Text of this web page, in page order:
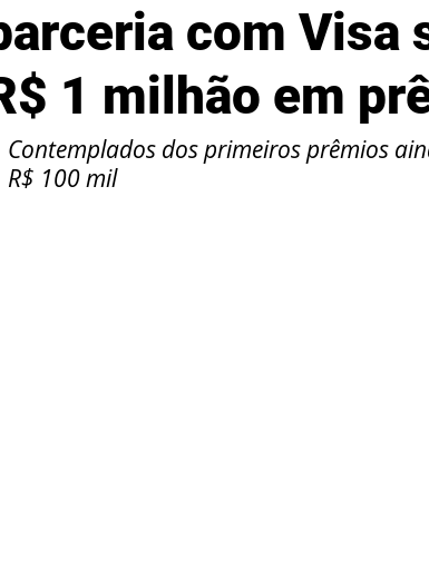
com Visa
1 milhão em
Contemplados dos primeiros prêmios
R$ 100 mil